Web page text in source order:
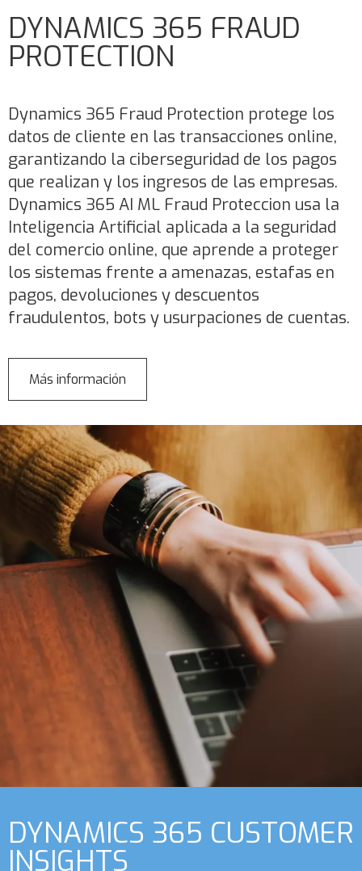
DYNAMICS 365 FRAUD
PROTECTION
Dynamics 365 Fraud Protection protege los
datos de cliente en las transacciones online,
garantizando la ciberseguridad de los pagos
que realizan y los ingresos de las empresas.
Dynamics 365 AI ML Fraud Proteccion usa la
Inteligencia Artificial aplicada a la seguridad
del comercio online, que aprende a proteger
los sistemas frente a amenazas, estafas en
pagos, devoluciones y descuentos
fraudulentos, bots y usurpaciones de cuentas.
Más información
365
Protection
DYNAMICS 365 CUSTOMER
INSIGHTS